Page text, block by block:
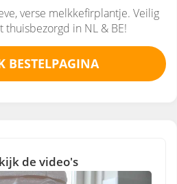
verse melkkefirplantje. Veilig
in NL & BE!
BESTELPAGINA
de video's